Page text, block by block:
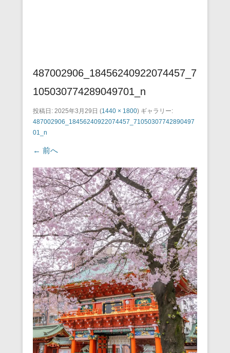
487002906_18456240922074457_7
105030774289049701_n
投稿日: 2025年3月29日 (1440 × 1800) ギャラリー:
487002906_18456240922074457_71050307742890497
01_n
← 前へ